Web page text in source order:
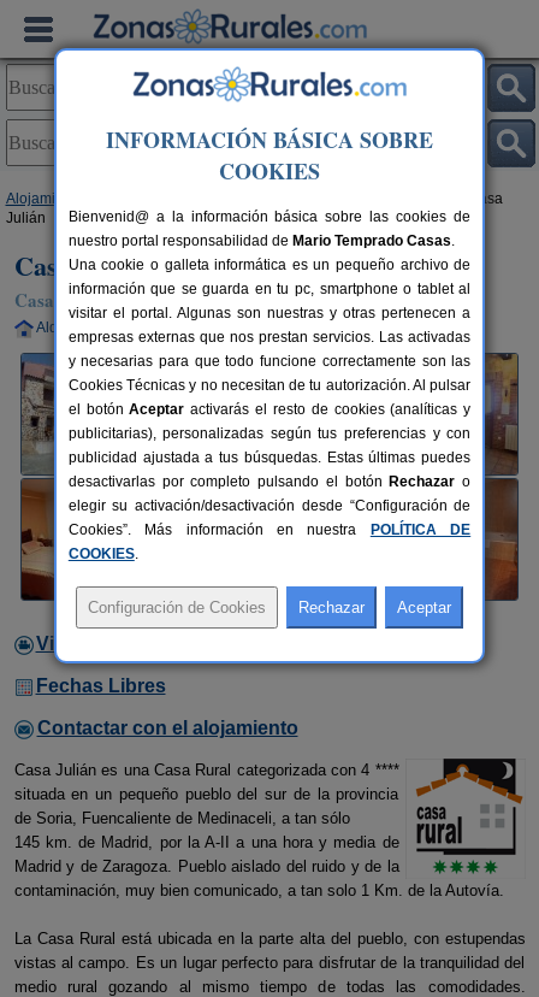
Alojamientos
> Casa
Julián
Casa Julián
Casa Rural en Fuencaliente de Medinaceli (Soria)
Alquiler completo 80 km de Soria
Video
Fechas Libres
Contactar con el alojamiento
Casa Julián es una Casa Rural categorizada con 4 ****
situada en un pequeño pueblo del sur de la provincia
de Soria, Fuencaliente de Medinaceli, a tan sólo
145 km. de Madrid, por la A-II a una hora y media de
Madrid y de Zaragoza. Pueblo aislado del ruido y de la
contaminación, muy bien comunicado, a tan solo 1 Km. de la Autovía.
La Casa Rural está ubicada en la parte alta del pueblo, con estupendas
vistas al campo. Es un lugar perfecto para disfrutar de la tranquilidad del
medio rural gozando al mismo tiempo de todas las comodidades.
INFORMACIÓN BÁSICA SOBRE
COOKIES
Bienvenid@ a la información básica sobre las cookies de
nuestro portal responsabilidad de Mario Temprado Casas.
Una cookie o galleta informática es un pequeño archivo de
información que se guarda en tu pc, smartphone o tablet al
visitar el portal. Algunas son nuestras y otras pertenecen a
empresas externas que nos prestan servicios. Las activadas
y necesarias para que todo funcione correctamente son las
Cookies Técnicas y no necesitan de tu autorización. Al pulsar
el botónAceptar activarás el resto de cookies (analíticas y
publicitarias), personalizadas según tus preferencias y con
publicidad ajustada a tus búsquedas. Estas últimas puedes
desactivarlas por completo pulsando el botón Rechazar o
elegir su activación/desactivación desde “Configuración de
Cookies”. Más información en nuestra
POLÍTICA DE
COOKIES.